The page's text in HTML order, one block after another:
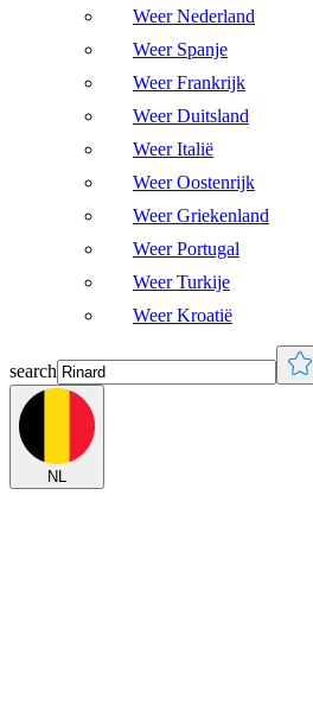
Weer Nederland
Weer Spanje
Weer Frankrijk
Weer Duitsland
Weer Italië
Weer Oostenrijk
Weer Griekenland
Weer Portugal
Weer Turkije
Weer Kroatië
search
NL